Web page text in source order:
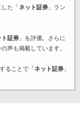
た「 ネット証券」ラン
ト証券」を評価。さらに
声も掲載しています。
ることで「 ネット証券」